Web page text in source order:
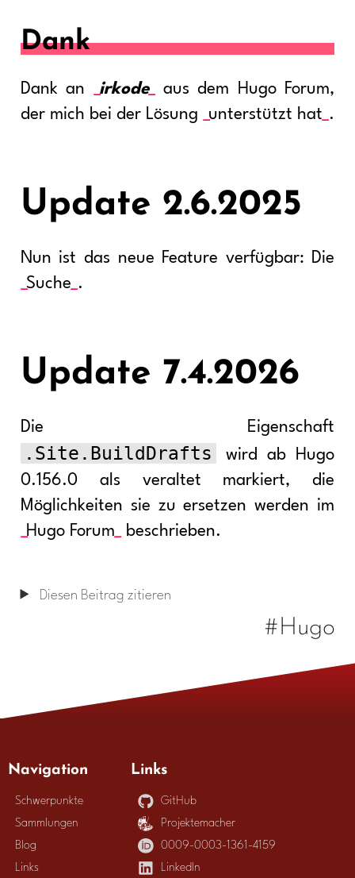
Dank
Dank an irkode aus dem Hugo Forum,
der mich bei der Lösung
unterstützt hat .
Update 2.6.2025
Nun ist das neue Feature verfügbar: Die
Suche .
Update 7.4.2026
Die Eigenschaft
.Site.BuildDrafts
wird ab Hugo
0.156.0 als veraltet markiert, die
Möglichkeiten sie zu ersetzen werden im
Hugo Forum
beschrieben.
Diesen Beitrag zitieren
#Hugo
Navigation
Schwerpunkte
Sammlungen
Blog
Links
Links
GitHub
Projektemacher
0009-0003-1361-4159
LinkedIn